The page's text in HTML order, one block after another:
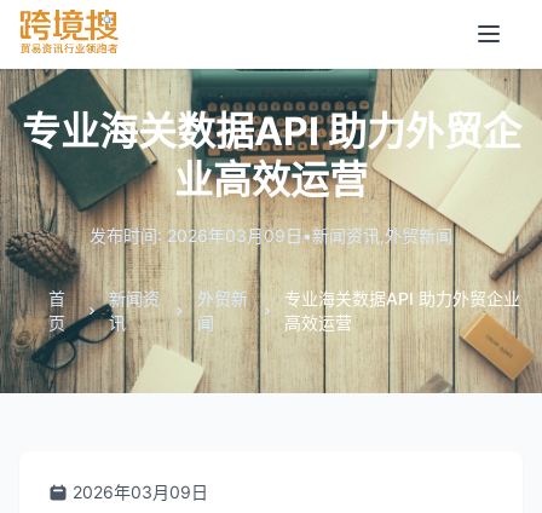
专业海关数据API 助力外贸企
业高效运营
发布时间: 2026年03月09日•新闻资讯,外贸新闻
首
页
新闻资
讯
外贸新
闻
专业海关数据API 助力外贸企业
高效运营
2026年03月09日